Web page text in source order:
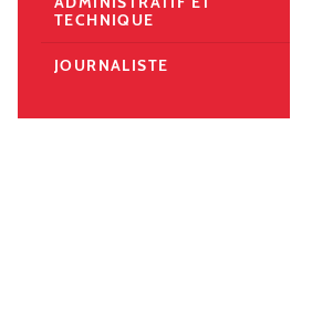
TECHNIQUE
JOURNALISTE